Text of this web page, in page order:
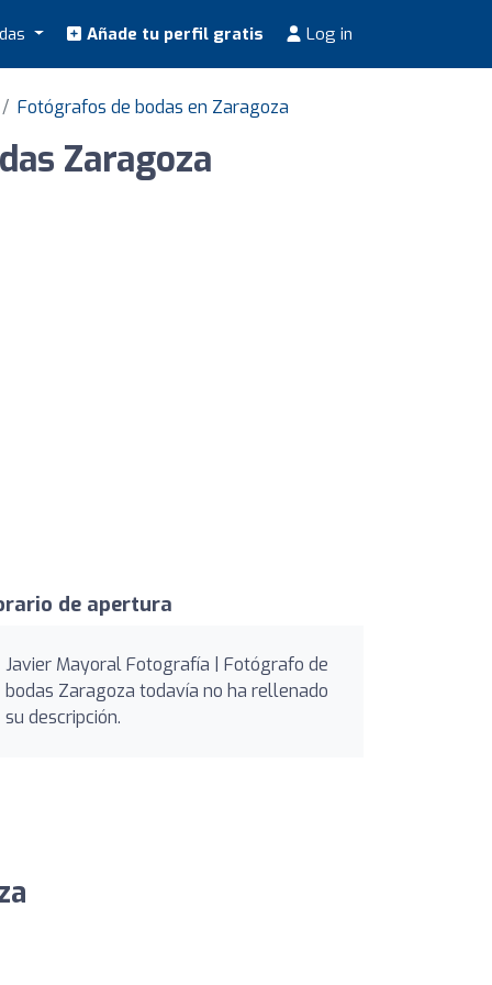
Añade tu perfil gratis Log in
Fotógrafos de bodas en Zaragoza
Zaragoza
de apertura
Javier Mayoral Fotografía | Fotógrafo de
bodas Zaragoza todavía no ha rellenado
su descripción.